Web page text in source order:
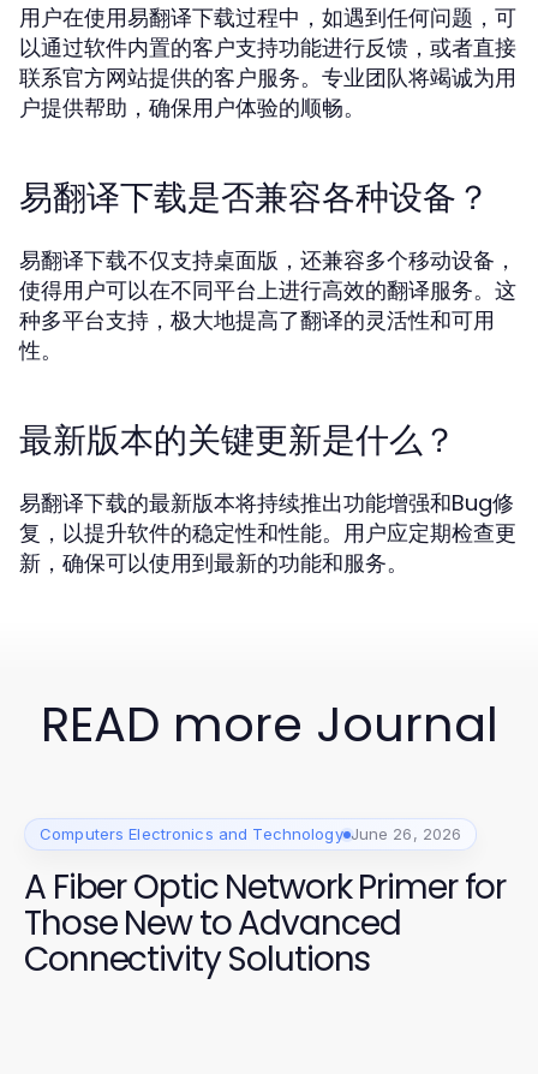
用户在使用易翻译下载过程中，如遇到任何问题，可
以通过软件内置的客户支持功能进行反馈，或者直接
联系官方网站提供的客户服务。专业团队将竭诚为用
户提供帮助，确保用户体验的顺畅。
易翻译下载是否兼容各种设备？
易翻译下载不仅支持桌面版，还兼容多个移动设备，
使得用户可以在不同平台上进行高效的翻译服务。这
种多平台支持，极大地提高了翻译的灵活性和可用
性。
最新版本的关键更新是什么？
易翻译下载的最新版本将持续推出功能增强和Bug修
复，以提升软件的稳定性和性能。用户应定期检查更
新，确保可以使用到最新的功能和服务。
READ more Journal
Computers Electronics and Technology June 26, 2026
A Fiber Optic Network Primer for
Those New to Advanced
Connectivity Solutions